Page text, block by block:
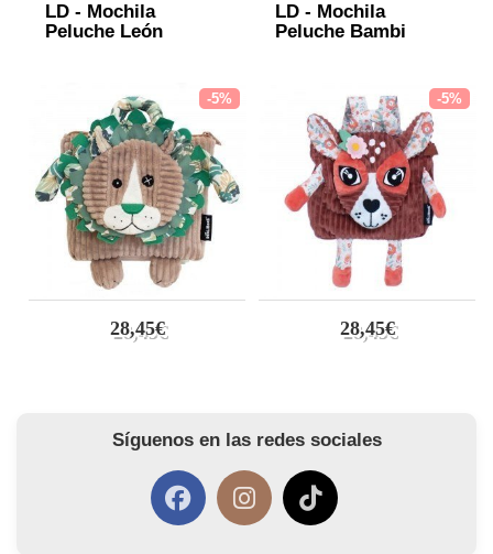
LD - Mochila
Peluche León
-5%
28,45€
LD - Mochila
Peluche Bambi
-5%
28,45€
Síguenos en las redes sociales